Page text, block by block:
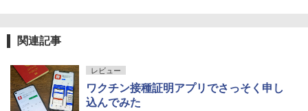
関連記事
レビュー
ワクチン接種証明アプリでさっそく申し
込んでみた